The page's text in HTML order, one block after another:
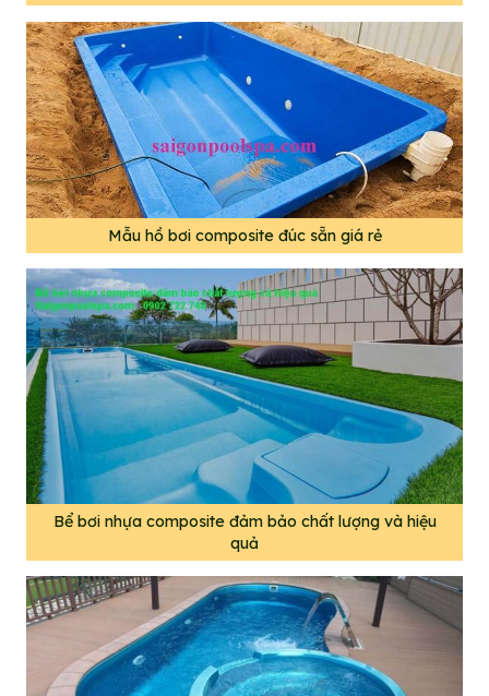
Mẫu hồ bơi composite đúc sẵn giá rẻ
Bể bơi nhựa composite đảm bảo chất lượng và hiệu
quả